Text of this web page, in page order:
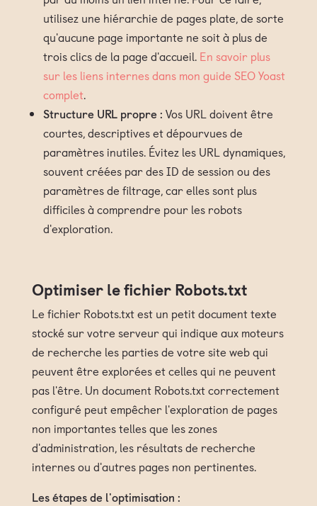
utilisez une hiérarchie de pages plate, de sorte
qu'aucune page importante ne soit à plus de
trois clics de la page d'accueil. En savoir plus
sur les liens internes dans mon guide SEO Yoast
complet.
Structure URL propre : Vos URL doivent être
courtes, descriptives et dépourvues de
paramètres inutiles. Évitez les URL dynamiques,
souvent créées par des ID de session ou des
paramètres de filtrage, car elles sont plus
difficiles à comprendre pour les robots
d'exploration.
Optimiser le fichier Robots.txt
Le fichier Robots.txt est un petit document texte
stocké sur votre serveur qui indique aux moteurs
de recherche les parties de votre site web qui
peuvent être explorées et celles qui ne peuvent
pas l'être. Un document Robots.txt correctement
configuré peut empêcher l'exploration de pages
non importantes telles que les zones
d'administration, les résultats de recherche
internes ou d'autres pages non pertinentes.
Les étapes de l'optimisation :